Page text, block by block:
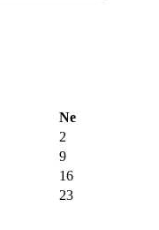
Ne
2
9
16
23